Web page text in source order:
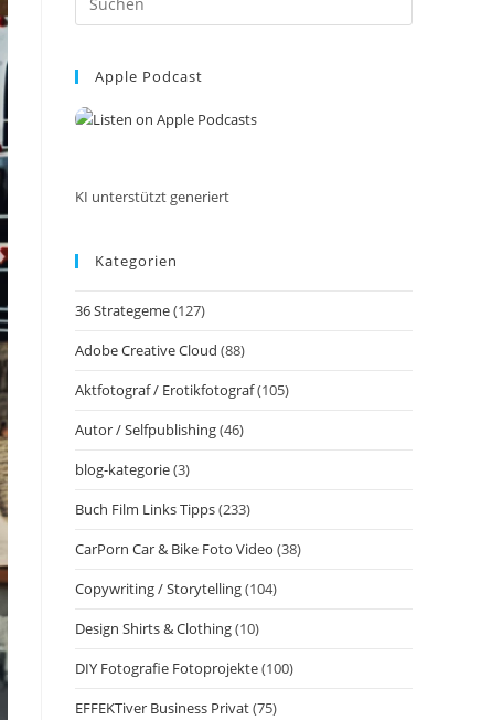
Escape
Apple Podcast
KI unterstützt generiert
Kategorien
36 Strategeme(127)
Adobe Creative Cloud (88)
Aktfotograf / Erotikfotograf(105)
Autor / Selfpublishing(46)
blog-kategorie(3)
Buch Film Links Tipps(233)
CarPorn Car & Bike Foto Video (38)
Copywriting / Storytelling(104)
Design Shirts & Clothing(10)
DIY Fotografie Fotoprojekte(100)
EFFEKTiver Business Privat(75)